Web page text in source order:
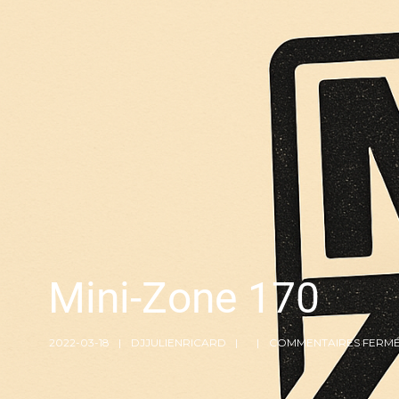
Mini-Zone 170
2022-03-18 DJJULIENRICARD COMMENTAIRES